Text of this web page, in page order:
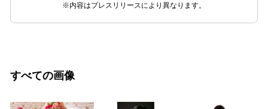
※内容はプレスリリースにより異なります。
すべての画像